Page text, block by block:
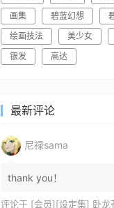
画集
碧蓝幻想
绘画技法
美少女
银发
高达
最新评论
尼禄sama
thank you！
评论于 [会员][设定集] 卧龙苍天陨